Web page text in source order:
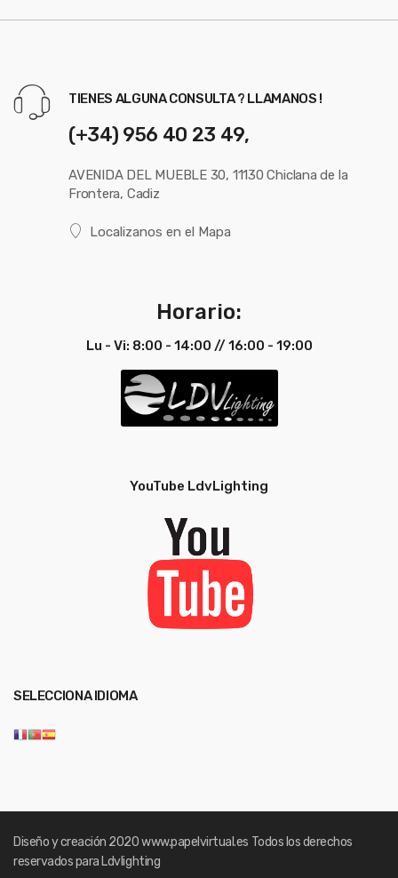
TIENES ALGUNA CONSULTA ? LLAMANOS !
(+34) 956 40 23 49,
AVENIDA DEL MUEBLE 30, 11130 Chiclana de la
Frontera, Cadiz
Localizanos en el Mapa
Horario:
Lu - Vi: 8:00 - 14:00 // 16:00 - 19:00
YouTube LdvLighting
SELECCIONA IDIOMA
Diseño y creación 2020www.papelvirtual.es Todos los derechos
reservados para Ldvlighting